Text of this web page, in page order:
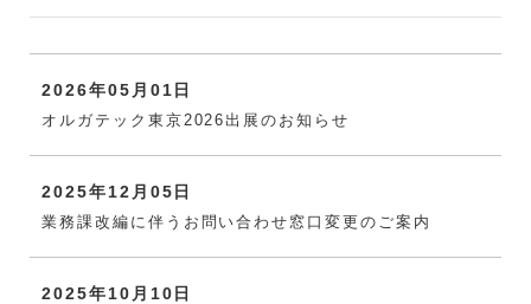
2026年05月01日
オルガテック東京2026出展のお知らせ
2025年12月05日
業務課改編に伴うお問い合わせ窓口変更のご案内
2025年10月10日